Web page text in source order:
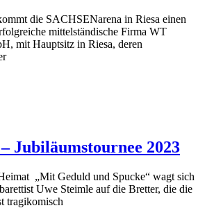
die SACHSENarena in Riesa einen
mittelständische Firma WT
mit Hauptsitz in Riesa, deren
Jubiläumstournee 2023
„Mit Geduld und Spucke“ wagt sich
Uwe Steimle auf die Bretter, die die
tragikomisch